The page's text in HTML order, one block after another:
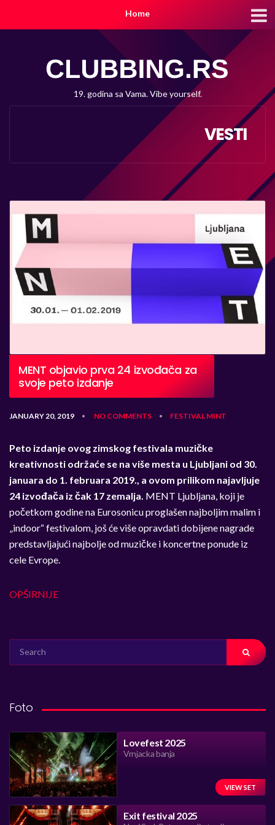
Home
19. godina sa Vama. Vibe yourself.
VESTI
MENT objavio prva 24 izvođača za
svoje peto izdanje
JANUARY 20, 2019 • NO COMMENTS • FESTIVAL MINT
Peto izdanje ovog zimskog festivala muzičke
kreativnosti održaće se na više mesta u Ljubljani od 30.
januara do 1. februara 2019., a ovom prilikom najavljuje
24 izvođača iz čak 17 zemalja. MENT Ljubljana, koji je
početkom godine na Eurosonicu proglašen najboljim malim i
„indoor“ festivalom, još će više opravdati dobijene nagrade
predstavljajući najbolje od muzičke i koncertne ponude iz
cele Evrope.
OPŠIRNIJE
FOR:
Foto
Lovefest 2025
Vrnjacka banja
VIEW SET
Exit festival 2025